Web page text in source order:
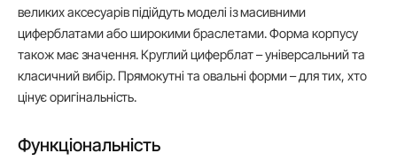
великих аксесуарів підійдуть моделі із масивними
циферблатами або широкими браслетами. Форма корпусу
також має значення. Круглий циферблат – універсальний та
класичний вибір. Прямокутні та овальні форми – для тих, хто
цінує оригінальність.
Функціональність